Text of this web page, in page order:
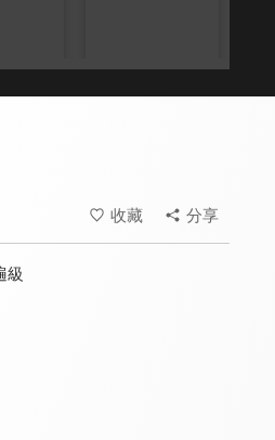
收藏 分享
級